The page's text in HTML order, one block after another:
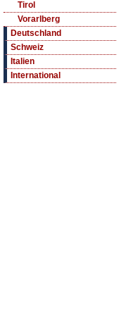
Tirol
Vorarlberg
Deutschland
Schweiz
Italien
International